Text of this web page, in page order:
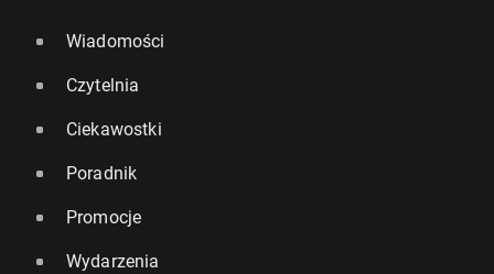
Wiadomości
Czytelnia
Ciekawostki
Poradnik
Promocje
Wydarzenia